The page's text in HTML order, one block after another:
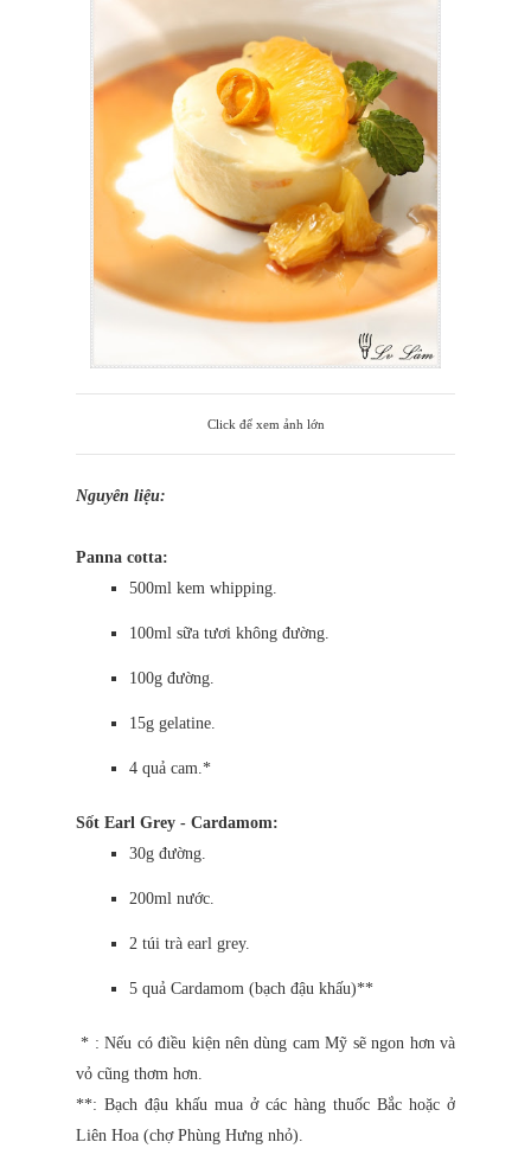
Click để xem ảnh lớn
Nguyên liệu:
Panna cotta:
500ml kem whipping.
100ml sữa tươi không đường.
100g đường.
15g gelatine.
4 quả cam.*
Sốt Earl Grey - Cardamom:
30g đường.
200ml nước.
2 túi trà earl grey.
5 quả Cardamom (bạch đậu khấu)**
* : Nếu có điều kiện nên dùng cam Mỹ sẽ ngon hơn và
vỏ cũng thơm hơn.
**: Bạch đậu khấu mua ở các hàng thuốc Bắc hoặc ở
Liên Hoa (chợ Phùng Hưng nhỏ).